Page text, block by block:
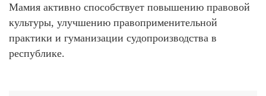
Мамия активно способствует повышению правовой
культуры, улучшению правоприменительной
практики и гуманизации судопроизводства в
республике.